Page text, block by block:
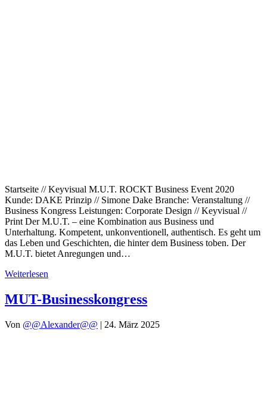
Startseite // Keyvisual M.U.T. ROCKT Business Event 2020
Kunde: DAKE Prinzip // Simone Dake Branche: Veranstaltung //
Business Kongress Leistungen: Corporate Design // Keyvisual //
Print Der M.U.T. – eine Kombination aus Business und
Unterhaltung. Kompetent, unkonventionell, authentisch. Es geht um
das Leben und Geschichten, die hinter dem Business toben. Der
M.U.T. bietet Anregungen und…
Weiterlesen
MUT-Businesskongress
Von @@Alexander@@ | 24. März 2025